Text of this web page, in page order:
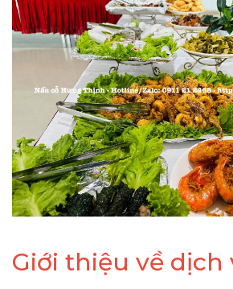
Giới thiệu về dịch